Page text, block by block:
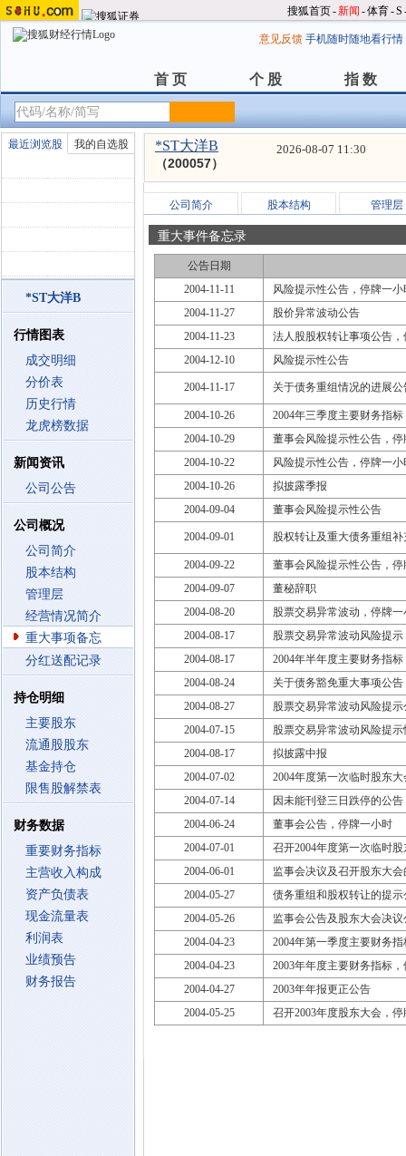
搜狐首页-新闻 -体育-S
意见反馈 手机随时随地看行情
首 页
首 页 个 股
个 股 指 数
指 数
最近浏览股 我的自选股
*ST大洋B
行情图表
成交明细
分价表
历史行情
龙虎榜数据
新闻资讯
公司公告
公司概况
公司简介
股本结构
管理层
经营情况简介
重大事项备忘
分红送配记录
持仓明细
主要股东
流通股股东
基金持仓
限售股解禁表
财务数据
重要财务指标
主营收入构成
资产负债表
现金流量表
利润表
业绩预告
财务报告
*ST大洋B
（200057）
2026-08-07 11:30
公司简介 股本结构 管理层
重大事件备忘录
公告日期
2004-11-11
风险提示性公告，停牌一小
2004-11-27
股价异常波动公告
2004-11-23
法人股股权转让事项公告
2004-12-10
风险提示性公告
2004-11-17 关于债务重组情况的进展
2004-10-26
2004年三季度主要财务指
2004-10-29
董事会风险提示性公告，停
2004-10-22
风险提示性公告，停牌一小
2004-10-26
拟披露季报
2004-09-04
董事会风险提示性公告
2004-09-01 股权转让及重大债务重组
2004-09-22
董事会风险提示性公告，停
2004-09-07
董秘辞职
2004-08-20
股票交易异常波动，停牌一
2004-08-17
股票交易异常波动风险提
2004-08-17
2004年半年度主要财务指
2004-08-24
关于债务豁免重大事项公
2004-08-27
股票交易异常波动风险提
2004-07-15
股票交易异常波动风险提
2004-08-17
拟披露中报
2004-07-02
2004年度第一次临时股东
2004-07-14
因未能刊登三日跌停的公
2004-06-24
董事会公告，停牌一小时
2004-07-01
召开2004年度第一次临时
2004-06-01
监事会决议及召开股东大会
2004-05-27
债务重组和股权转让的提
2004-05-26
监事会公告及股东大会决议
2004-04-23
2004年第一季度主要财务
2004-04-23
2003年年度主要财务指标
2004-04-27
2003年年报更正公告
2004-05-25
召开2003年度股东大会，